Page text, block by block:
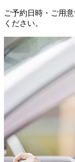
ご予約日時・ご用
ください。